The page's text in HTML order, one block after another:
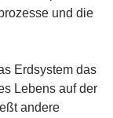
und die
Erdsystem das
Lebens auf der
andere